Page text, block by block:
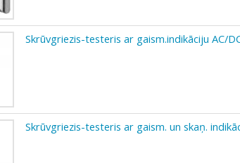
Skrūvgriezis-testeris ar gaism.indikāciju AC/
Skrūvgriezis-testeris ar gaism. un skaņ.